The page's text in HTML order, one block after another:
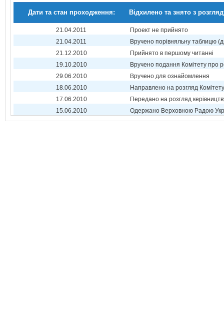
Дати та стан проходження: Відхилено та знято з
21.04.2011
Проект не прийнято
21.04.2011
Вручено порівняльну таблицю
21.12.2010
Прийнято в першому читанні
19.10.2010
Вручено подання Комітету про
29.06.2010
Вручено для ознайомлення
18.06.2010
Направлено на розгляд Комітету
17.06.2010
Передано на розгляд
15.06.2010
Одержано Верховною Радою